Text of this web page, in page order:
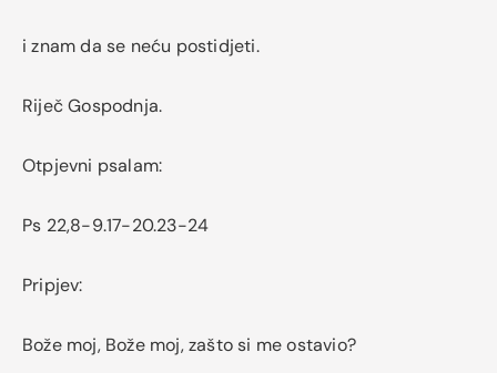
i znam da se neću postidjeti.
Riječ Gospodnja.
Otpjevni psalam:
Ps 22,8-9.17-20.23-24
Pripjev:
Bože moj, Bože moj, zašto si me ostavio?